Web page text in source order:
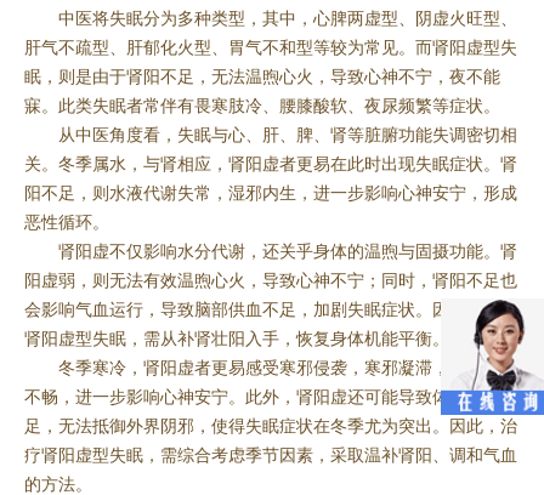
中医将失眠分为多种类型，其中，心脾两虚型、阴虚火旺型、
肝气不疏型、肝郁化火型、胃气不和型等较为常见。而肾阳虚型失
眠，则是由于肾阳不足，无法温煦心火，导致心神不宁，夜不能
寐。此类失眠者常伴有畏寒肢冷、腰膝酸软、夜尿频繁等症状。
从中医角度看，失眠与心、肝、脾、肾等脏腑功能失调密切相
关。冬季属水，与肾相应，肾阳虚者更易在此时出现失眠症状。肾
阳不足，则水液代谢失常，湿邪内生，进一步影响心神安宁，形成
恶性循环。
肾阳虚不仅影响水分代谢，还关乎身体的温煦与固摄功能。肾
阳虚弱，则无法有效温煦心火，导致心神不宁；同时，肾阳不足也
会影响气血运行，导致脑部供血不足，加剧失眠症状。因此，治疗
肾阳虚型失眠，需从补肾壮阳入手，恢复身体机能平衡。
冬季寒冷，肾阳虚者更易感受寒邪侵袭，寒邪凝滞，气血运行
不畅，进一步影响心神安宁。此外，肾阳虚还可能导致体内阳气不
足，无法抵御外界阴邪，使得失眠症状在冬季尤为突出。因此，治
疗肾阳虚型失眠，需综合考虑季节因素，采取温补肾阳、调和气血
的方法。